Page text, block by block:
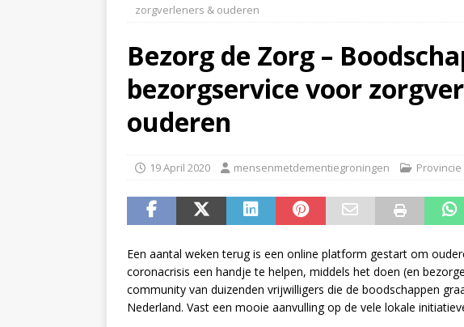
is er voor jou het Logeerhuis De Opstap
[ 3 May 2026 ] Nieuwsbrief Mei 2026 –
ALGEMEEN NIEUWS
ALGEMEEN NIEUWS
zorgverleners & ouderen
Bezorg de Zorg –
bezorgservice voor
ouderen
19 April 2020 mensenmetdementiegroningen
Een aantal weken terug is een online platform gestart om
coronacrisis een handje te helpen, middels het doen (en
community van duizenden vrijwilligers die de boodschappen
Nederland. Vast een mooie aanvulling op de vele lokale